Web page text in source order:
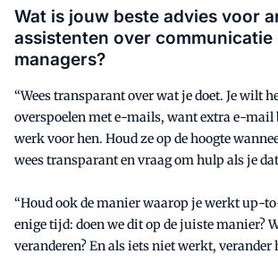
Wat is jouw beste advies voor
assistenten over communicatie
managers?
“Wees transparant over wat je doet. Je wilt
overspoelen met e-mails, want extra e-mail
werk voor hen. Houd ze op de hoogte
wees transparant en vraag om hulp als je
“Houd ook de manier waarop je werkt up-
enige tijd: doen we dit op de juiste manier?
veranderen? En als iets niet werkt, verander